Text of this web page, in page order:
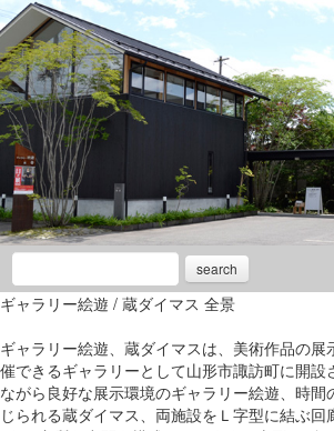
search
ご利用案内
催し物情報
私のお気に入り
ギャラリー絵遊 / 蔵ダイマス 全景
ギャラリー絵遊、蔵ダイマスは、美術作品の展
催できるギャラリーとして山形市諏訪町に開設
ながら良好な展示環境のギャラリー絵遊、時
じられる蔵ダイマス、両施設をＬ字型に結ぶ回